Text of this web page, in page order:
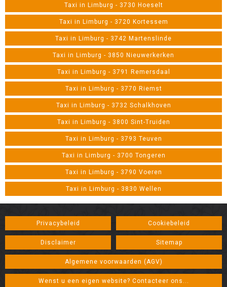
Taxi in Limburg - 3730 Hoeselt
Taxi in Limburg - 3720 Kortessem
Taxi in Limburg - 3742 Martenslinde
Taxi in Limburg - 3850 Nieuwerkerken
Taxi in Limburg - 3791 Remersdaal
Taxi in Limburg - 3770 Riemst
Taxi in Limburg - 3732 Schalkhoven
Taxi in Limburg - 3800 Sint-Truiden
Taxi in Limburg - 3793 Teuven
Taxi in Limburg - 3700 Tongeren
Taxi in Limburg - 3790 Voeren
Taxi in Limburg - 3830 Wellen
Privacybeleid Cookiebeleid
Disclaimer Sitemap
Algemene voorwaarden (AGV)
Wenst u een eigen website? Contacteer ons...